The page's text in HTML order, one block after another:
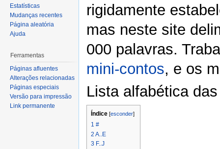
rigidamente
mas neste site
000 palavras.
mini-contos, e os
Lista alfabética
Índice [esconder]
1 #
2 A..E
3 F..J
Estatísticas
Mudanças recentes
Página aleatória
Ajuda
Ferramentas
Páginas afluentes
Alterações relacionadas
Páginas especiais
Versão para impressão
Link permanente